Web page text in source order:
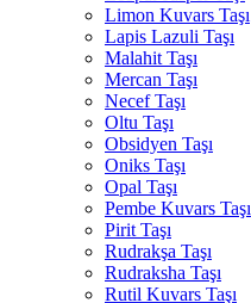
Limon Kuvars Taşı
Lapis Lazuli Taşı
Malahit Taşı
Mercan Taşı
Necef Taşı
Oltu Taşı
Obsidyen Taşı
Oniks Taşı
Opal Taşı
Pembe Kuvars Taşı
Pirit Taşı
Rudrakşa Taşı
Rudraksha Taşı
Rutil Kuvars Taşı